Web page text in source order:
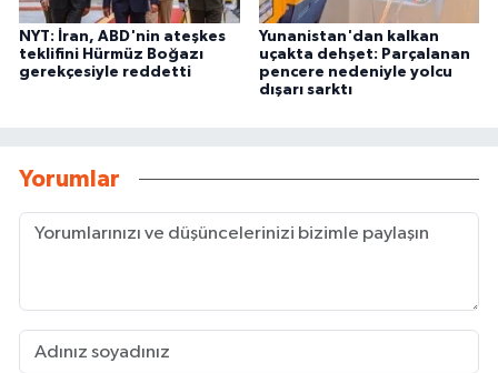
NYT: İran, ABD'nin ateşkes
teklifini Hürmüz Boğazı
gerekçesiyle reddetti
Yunanistan'dan kalkan
uçakta dehşet: Parçalanan
pencere nedeniyle yolcu
dışarı sarktı
Yorumlar